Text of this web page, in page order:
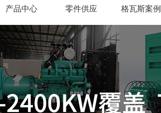
视频中心 企业风采 生产基地
产品中心 零件供应 格瓦斯案例